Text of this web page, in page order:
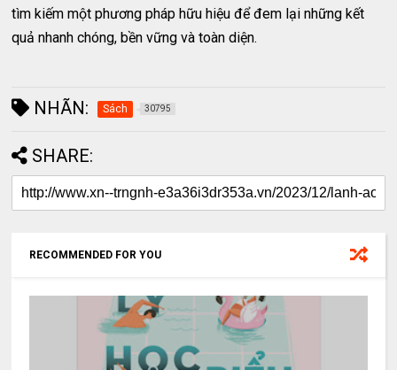
tìm kiếm một phương pháp hữu hiệu để đem lại những kết
quả nhanh chóng, bền vững và toàn diện.
NHÃN: Sách 30795
SHARE:
RECOMMENDED FOR YOU